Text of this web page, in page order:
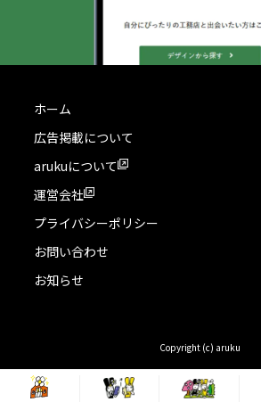
ホーム
広告掲載について
arukuについて
運営会社
プライバシーポリシー
お問い合わせ
お知らせ
Copyright (c) aruku